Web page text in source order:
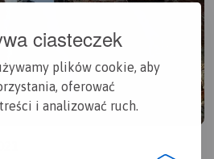
ciasteczek
plików cookie, aby
oferować
i analizować ruch.